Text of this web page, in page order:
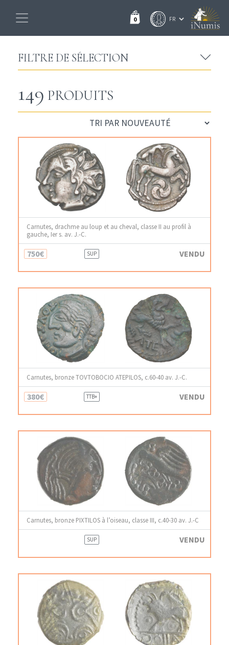
0
FILTRE DE SÉLECTION
149 PRODUITS
Carnutes, drachme au loup et au cheval, classe II au profil à
gauche, Ier s. av. J.-C.
750€ SUP VENDU
Carnutes, bronze TOVTOBOCIO ATEPILOS, c.60-40 av. J.-C.
380€ TTB+ VENDU
Carnutes, bronze PIXTILOS à l’oiseau, classe III, c.40-30 av. J.-C
SUP VENDU